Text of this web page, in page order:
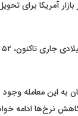
این معامله وجود
رزرو به کاهش نرخ‌ها